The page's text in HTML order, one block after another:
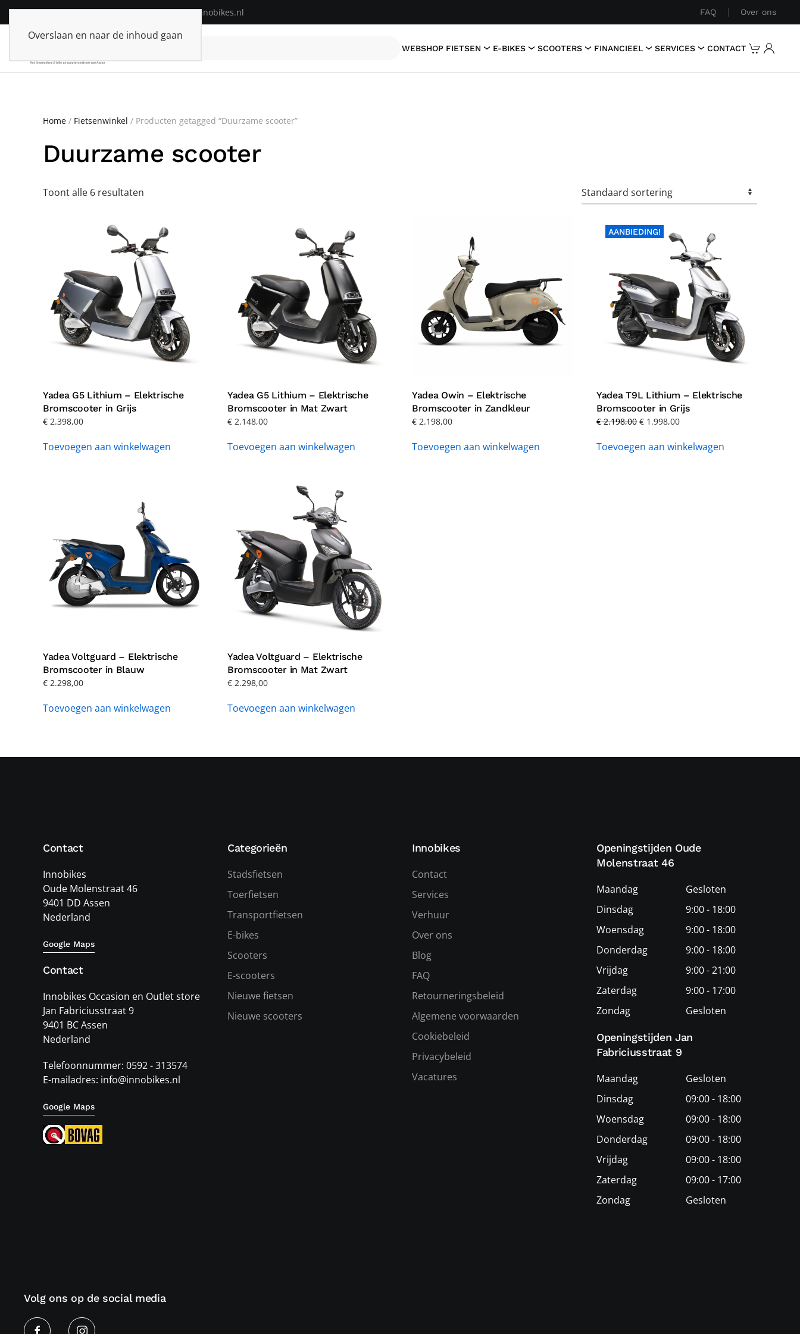
Overslaan en naar de inhoud gaan
Telefoon:+31(0)592-313574| E-mail:info@innobikes.nl FAQ Over ons
WEBSHOP FIETSEN E-BIKES SCOOTERS FINANCIEEL SERVICES CONTACT
Home / Fietsenwinkel / Producten getagged “Duurzame scooter”
Duurzame scooter
Toont alle 6 resultaten
Yadea G5 Lithium – Elektrische
Bromscooter in Grijs
€ 2.398,00
Toevoegen aan winkelwagen
Yadea G5 Lithium – Elektrische
Bromscooter in Mat Zwart
€ 2.148,00
Toevoegen aan winkelwagen
Yadea Owin – Elektrische
Bromscooter in Zandkleur
€ 2.198,00
Toevoegen aan winkelwagen
AANBIEDING!
Yadea T9L Lithium – Elektrische
Bromscooter in Grijs
€2.198,00 Oorspronkelijke
was:
€ 1.998,00Huidige
is:
Toevoegen aan winkelwagen
Yadea Voltguard – Elektrische
Bromscooter in Blauw
€ 2.298,00
Toevoegen aan winkelwagen
Yadea Voltguard – Elektrische
Bromscooter in Mat Zwart
€ 2.298,00
Toevoegen aan winkelwagen
Contact
Innobikes
Oude Molenstraat 46
9401 DD Assen
Nederland
Google Maps
Contact
Innobikes Occasion en Outlet store
Jan Fabriciusstraat 9
9401 BC Assen
Nederland
Telefoonnummer: 0592 - 313574
E-mailadres: info@innobikes.nl
Google Maps
Categorieën
Stadsfietsen
Toerfietsen
Transportfietsen
E-bikes
Scooters
E-scooters
Nieuwe fietsen
Nieuwe scooters
Innobikes
Contact
Services
Verhuur
Over ons
Blog
FAQ
Retourneringsbeleid
Algemene voorwaarden
Cookiebeleid
Privacybeleid
Vacatures
Openingstijden Oude
Molenstraat 46
Maandag
Gesloten
Dinsdag
9:00 - 18:00
Woensdag
9:00 - 18:00
Donderdag
9:00 - 18:00
Vrijdag
9:00 - 21:00
Zaterdag
9:00 - 17:00
Zondag
Gesloten
Openingstijden Jan
Fabriciusstraat 9
Maandag
Gesloten
Dinsdag
09:00 - 18:00
Woensdag
09:00 - 18:00
Donderdag
09:00 - 18:00
Vrijdag
09:00 - 18:00
Zaterdag
09:00 - 17:00
Zondag
Gesloten
Volg ons op de social media